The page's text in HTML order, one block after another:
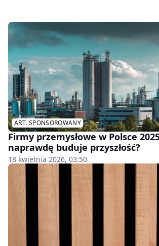
ART. SPONSOROWANY
Firmy przemysłowe w Polsce
naprawdę buduje przyszłość?
18 kwietnia 2026, 03:50